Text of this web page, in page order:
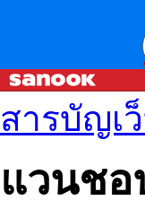
สารบัญเ
แวนชอ